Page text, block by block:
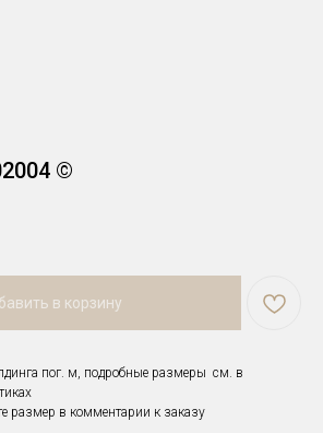
©
в корзину
пог. м, подробные размеры см. в
размер в комментарии к заказу